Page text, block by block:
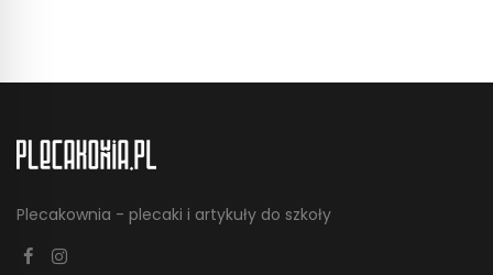
Plecakownia - plecaki i artykuły do szkoły